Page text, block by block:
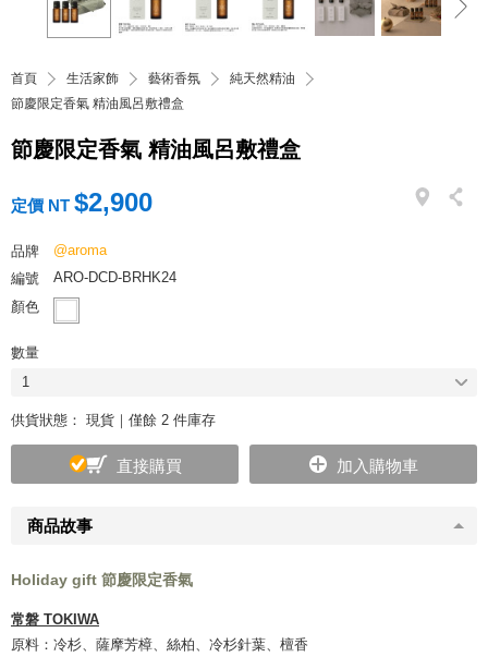
首頁 生活家飾 藝術香氛
純天然精油
節慶限定香氣 精油風呂敷禮盒
節慶限定香氣 精油風呂敷禮盒
商品故事
Holiday gift 節慶限定香氣
常磐 TOKIWA
原料：冷杉、薩摩芳樟、絲柏、冷杉針葉、檀香
定價 NT $2,900
品牌
@aroma
編號
ARO-DCD-BRHK24
顏色
數量
1
供貨狀態： 現貨｜僅餘 2 件庫存
直接購買 加入購物車